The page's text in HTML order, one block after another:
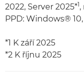
2022, Server 2025*1,
PPD: Windows® 10,
*1 K září 2025
*2 K říjnu 2025